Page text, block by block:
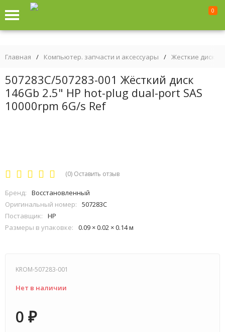
0
Главная / Компьютер. запчасти и аксессуары / Жесткие диски
507283C/507283-001 Жёсткий диск
146Gb 2.5" HP hot-plug dual-port SAS
10000rpm 6G/s Ref
(0) Оставить отзыв
Бренд:
Восстановленный
Оригинальный номер:
507283C
Поставщик:
HP
Размеры в упаковке:
0.09 × 0.02 × 0.14 м
KROM-507283-001
Нет в наличии
0 ₽